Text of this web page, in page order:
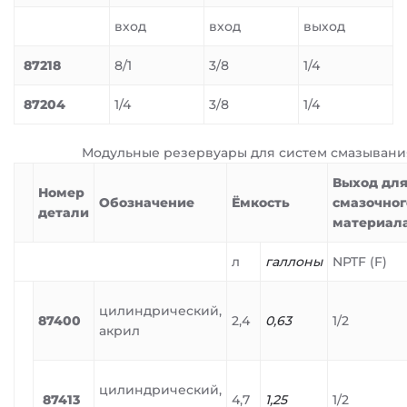
вход вход выход
87218 8/1 3/8 1/4
87204 1/4 3/8 1/4
Модульные резервуары для систем
Номер
детали
Обозначение Ёмкость
Выход для
л галлоны NPTF (F)
87400
цилиндрический,
акрил
2,4 0,63 1/2
87413
цилиндрический,
4,7 1,25 1/2